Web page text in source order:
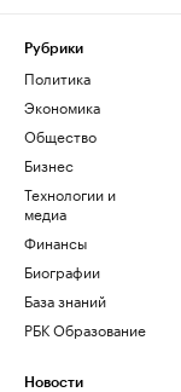
Рубрики
Политика
Экономика
Общество
Бизнес
Технологии и
медиа
Финансы
Биографии
База знаний
РБК Образование
Новости